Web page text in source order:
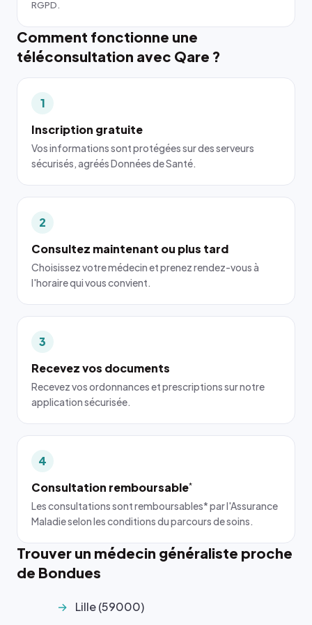
RGPD.
Comment fonctionne une
téléconsultation avec Qare ?
1
Inscription gratuite
Vos informations sont protégées sur des serveurs
sécurisés, agréés Données de Santé.
2
Consultez maintenant ou plus tard
Choisissez votre médecin et prenez rendez-vous à
l'horaire qui vous convient.
3
Recevez vos documents
Recevez vos ordonnances et prescriptions sur notre
application sécurisée.
4
Consultation remboursable*
Les consultations sont remboursables* par l'Assurance
Maladie selon les conditions du parcours de soins.
Trouver un médecin généraliste proche
de Bondues
Lille (59000)